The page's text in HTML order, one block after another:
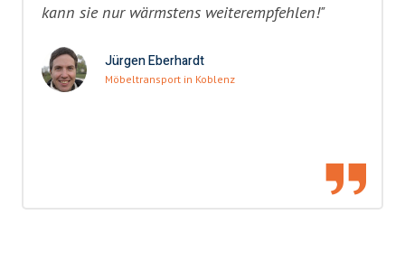
kann sie nur wärmstens weiterempfehlen!"
Jürgen Eberhardt
Möbeltransport in Koblenz